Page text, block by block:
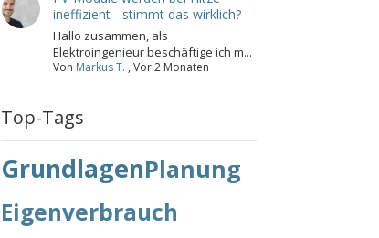
ineffizient - stimmt das wirklich?
Hallo zusammen, als
Elektroingenieur beschäftige ich m...
Von Markus T. , Vor 2 Monaten
Top-Tags
GrundlagenPlanung
Eigenverbrauch